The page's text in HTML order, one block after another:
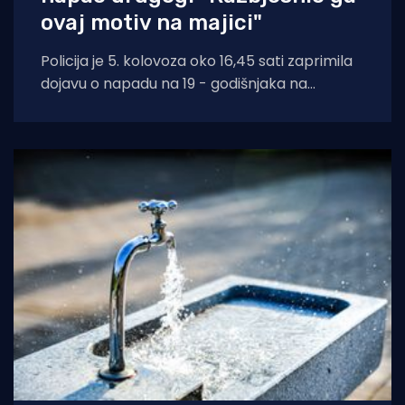
ovaj motiv na majici"
Policija je 5. kolovoza oko 16,45 sati zaprimila
dojavu o napadu na 19 - godišnjaka na